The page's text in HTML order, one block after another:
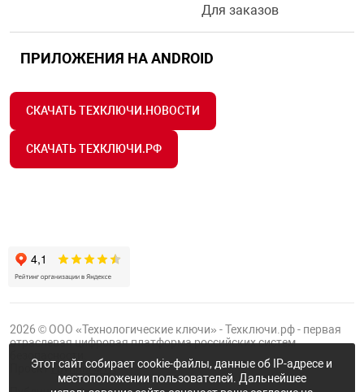
Для заказов
ПРИЛОЖЕНИЯ НА ANDROID
СКАЧАТЬ ТЕХКЛЮЧИ.НОВОСТИ
СКАЧАТЬ ТЕХКЛЮЧИ.РФ
2026 © ООО «Технологические ключи» - Техключи.рф - первая
отраслевая цифровая платформа российских систем
ПроектГруппы ФТК
Этот сайт собирает cookie-файлы, данные об IP-адресе и
местоположении пользователей. Дальнейшее